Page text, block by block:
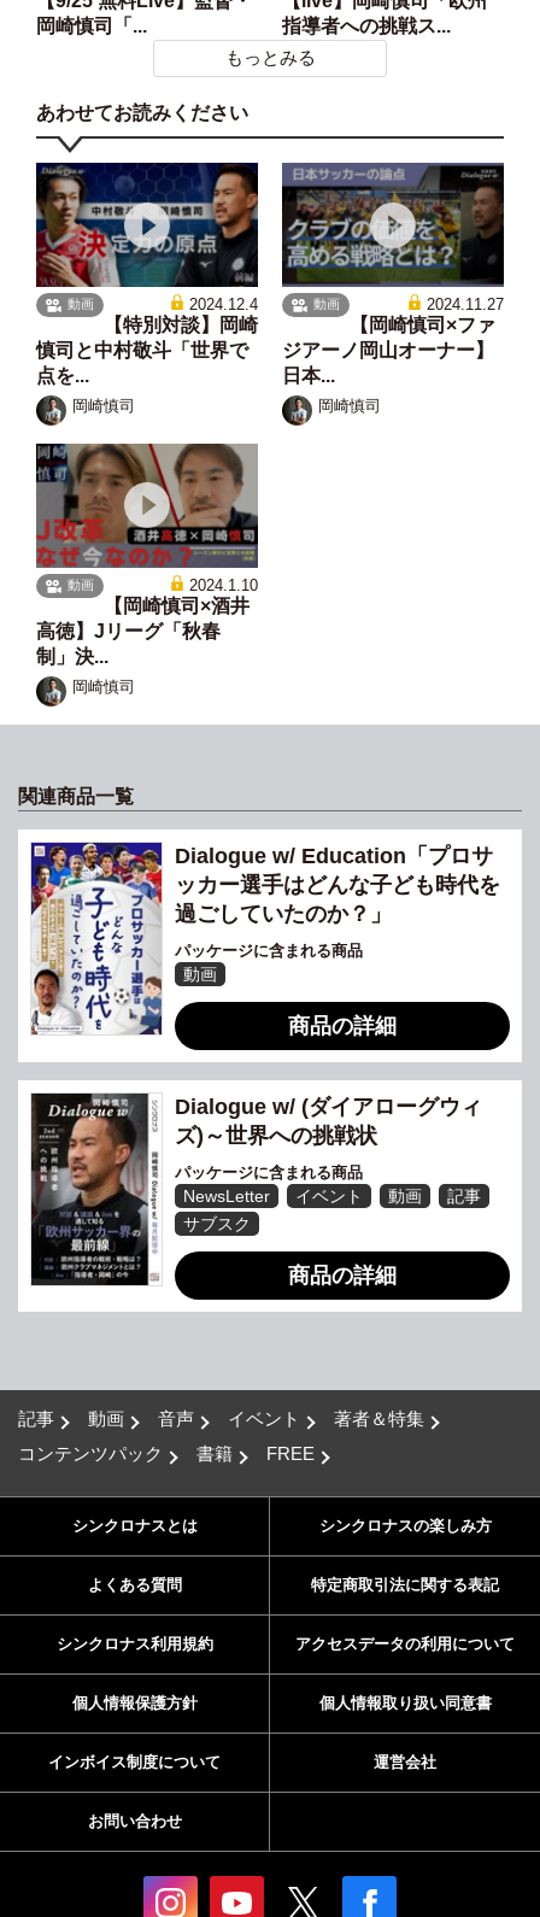
岡崎慎司「...
指導者への挑戦ス...
もっとみる
あわせてお読みください
動画 2024.12.4
【特別対談】岡崎
慎司と中村敬斗「世界で
点を...
岡崎慎司
動画 2024.11.27
【岡崎慎司×ファ
ジアーノ岡山オーナー】
日本...
岡崎慎司
動画 2024.1.10
【岡崎慎司×酒井
高徳】Jリーグ「秋春
制」決...
岡崎慎司
関連商品一覧
Dialogue w/ Education「プロサ
ッカー選手はどんな子ども時代を
過ごしていたのか？」
パッケージに含まれる商品
動画
商品の詳細
Dialogue w/ (ダイアローグウィ
ズ)～世界への挑戦状
パッケージに含まれる商品
NewsLetter イベント 動画
記事
サブスク
商品の詳細
記事 動画 音声 イベント
著者＆特集
コンテンツパック
書籍 FREE
シンクロナスとは シンクロナスの楽しみ方
よくある質問 特定商取引法に関する表記
シンクロナス利用規約 アクセスデータの利用について
個人情報保護方針 個人情報取り扱い同意書
インボイス制度について 運営会社
お問い合わせ